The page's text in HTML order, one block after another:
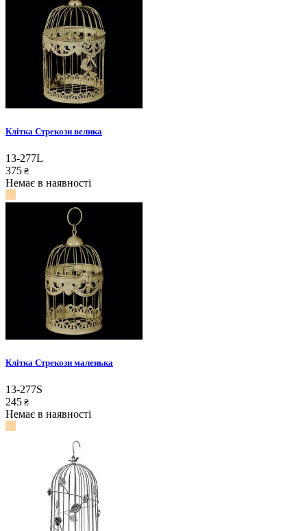
Клітка Стрекози велика
13-277L
375 ₴
Немає в наявності
Клітка Стрекози маленька
13-277S
245 ₴
Немає в наявності